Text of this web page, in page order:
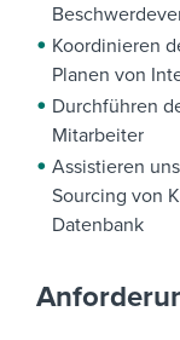
Koordinieren
Planen von
Durchführen
Mitarbeiter
Assistieren
Sourcing von
Datenbank